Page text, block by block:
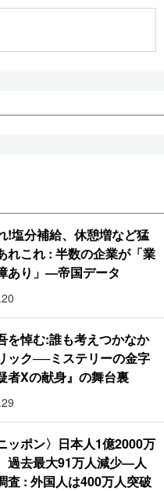
!塩分補給、休憩増など猛
れこれ : 半数の企業が「業
あり」―帝国データ
を悼む:誰も考えつかなか
ック──ミステリーの金字
者Xの献身』の舞台裏
ッポン〉日本人1億2000万
過去最大91万人減少―人
査 : 外国人は400万人突破